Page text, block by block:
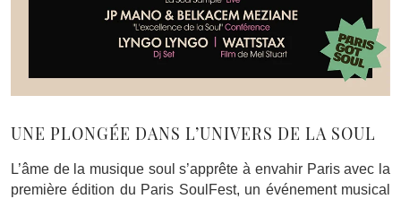
UNE PLONGÉE DANS L’UNIVERS DE LA SOUL
L’âme de la musique soul s’apprête à envahir Paris avec la
première édition du Paris SoulFest, un événement musical